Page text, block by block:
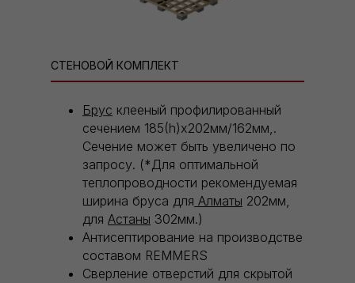
СТЕНОВОЙ КОМПЛЕКТ
Брус клееный профилированный
сечением 185(h)х202мм/162мм,.
Сечение может быть увеличено по
запросу. (*Для оптимальной
теплопроводности рекомендуемая
ширина бруса для Алматы 202мм,
для Астаны 302мм.)
Антисептирование на производстве
составом REMMERS
Сверление отверстий для скрытой